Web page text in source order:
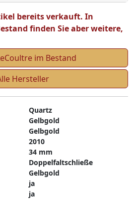
bereits verkauft. In
finden Sie aber weitere,
im Bestand
Hersteller
Quartz
Gelbgold
Gelbgold
2010
34 mm
Doppelfaltschließe
Gelbgold
ja
ja